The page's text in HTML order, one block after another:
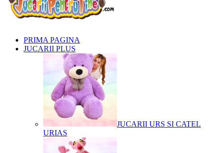
PRIMA PAGINA
JUCARII PLUS
JUCARII URS SI CATEL
URIAS